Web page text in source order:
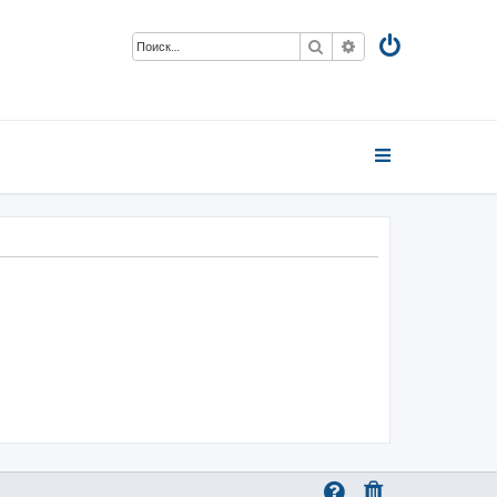
Поиск Расширенный